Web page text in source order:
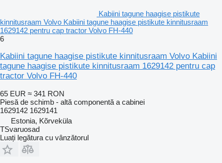
Kabiini tagune haagise pistikute
kinnitusraam Volvo Kabiini tagune haagise pistikute kinnitusraam
1629142 pentru cap tractor Volvo FH-440
6
Kabiini tagune haagise pistikute kinnitusraam Volvo Kabiini
tagune haagise pistikute kinnitusraam 1629142 pentru cap
tractor Volvo FH-440
65 EUR ≈ 341 RON
Piesă de schimb - altă componentă a cabinei
1629142 1629141
Estonia, Kõrveküla
TSvaruosad
Luați legătura cu vânzătorul